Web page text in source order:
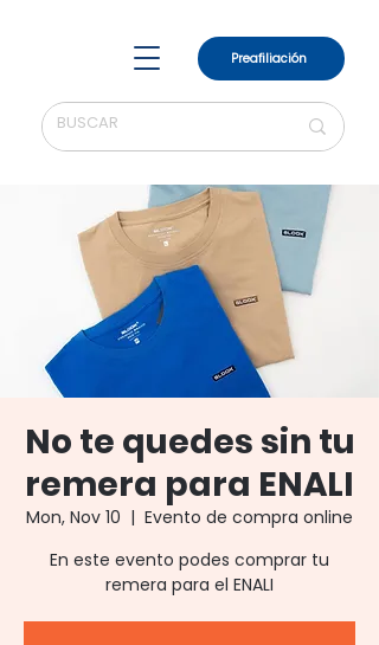
Preafiliación
No te quedes sin tu
remera para ENALI
Mon, Nov 10
  |
Evento de compra online
En este evento podes comprar tu
remera para el ENALI